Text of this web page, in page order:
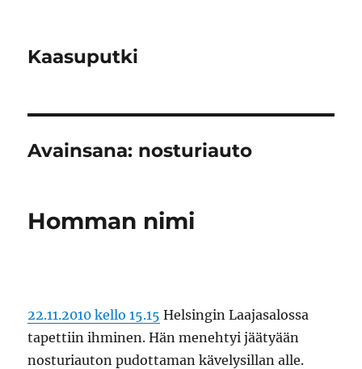
Kaasuputki
Avainsana: nosturiauto
Homman nimi
22.11.2010 kello 15.15 Helsingin Laajasalossa
tapettiin ihminen. Hän menehtyi jäätyään
nosturiauton pudottaman kävelysillan alle.